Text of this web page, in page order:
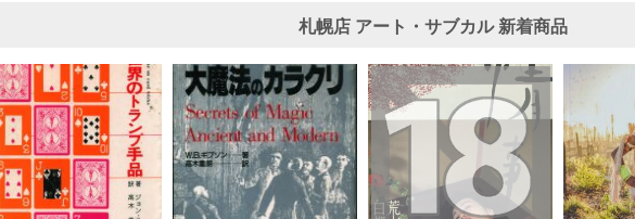
札幌店 アート・サブカル新着商品